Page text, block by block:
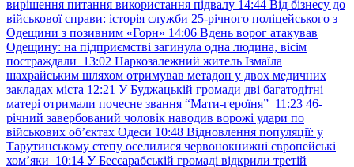
вирішення питання використання підвалу 14:44 Від бізнесу до
військової справи: історія служби 25-річного поліцейського з
Одещини з позивним «Горн» 14:06 Вдень ворог атакував
Одещину: на підприємстві загинула одна людина, вісім
постраждали 13:02 Наркозалежний житель Ізмаїла
шахрайським шляхом отримував метадон у двох медичних
закладах міста 12:21 У Буджацькій громади дві багатодітні
матері отримали почесне звання “Мати-героїня” 11:23 46-
річний завербований чоловік наводив ворожі удари по
військових обʼєктах Одеси 10:48 Відновлення популяції: у
Тарутинському степу оселилися червонокнижні європейські
хом’яки 10:14 У Бессарабській громаді відкрили третій